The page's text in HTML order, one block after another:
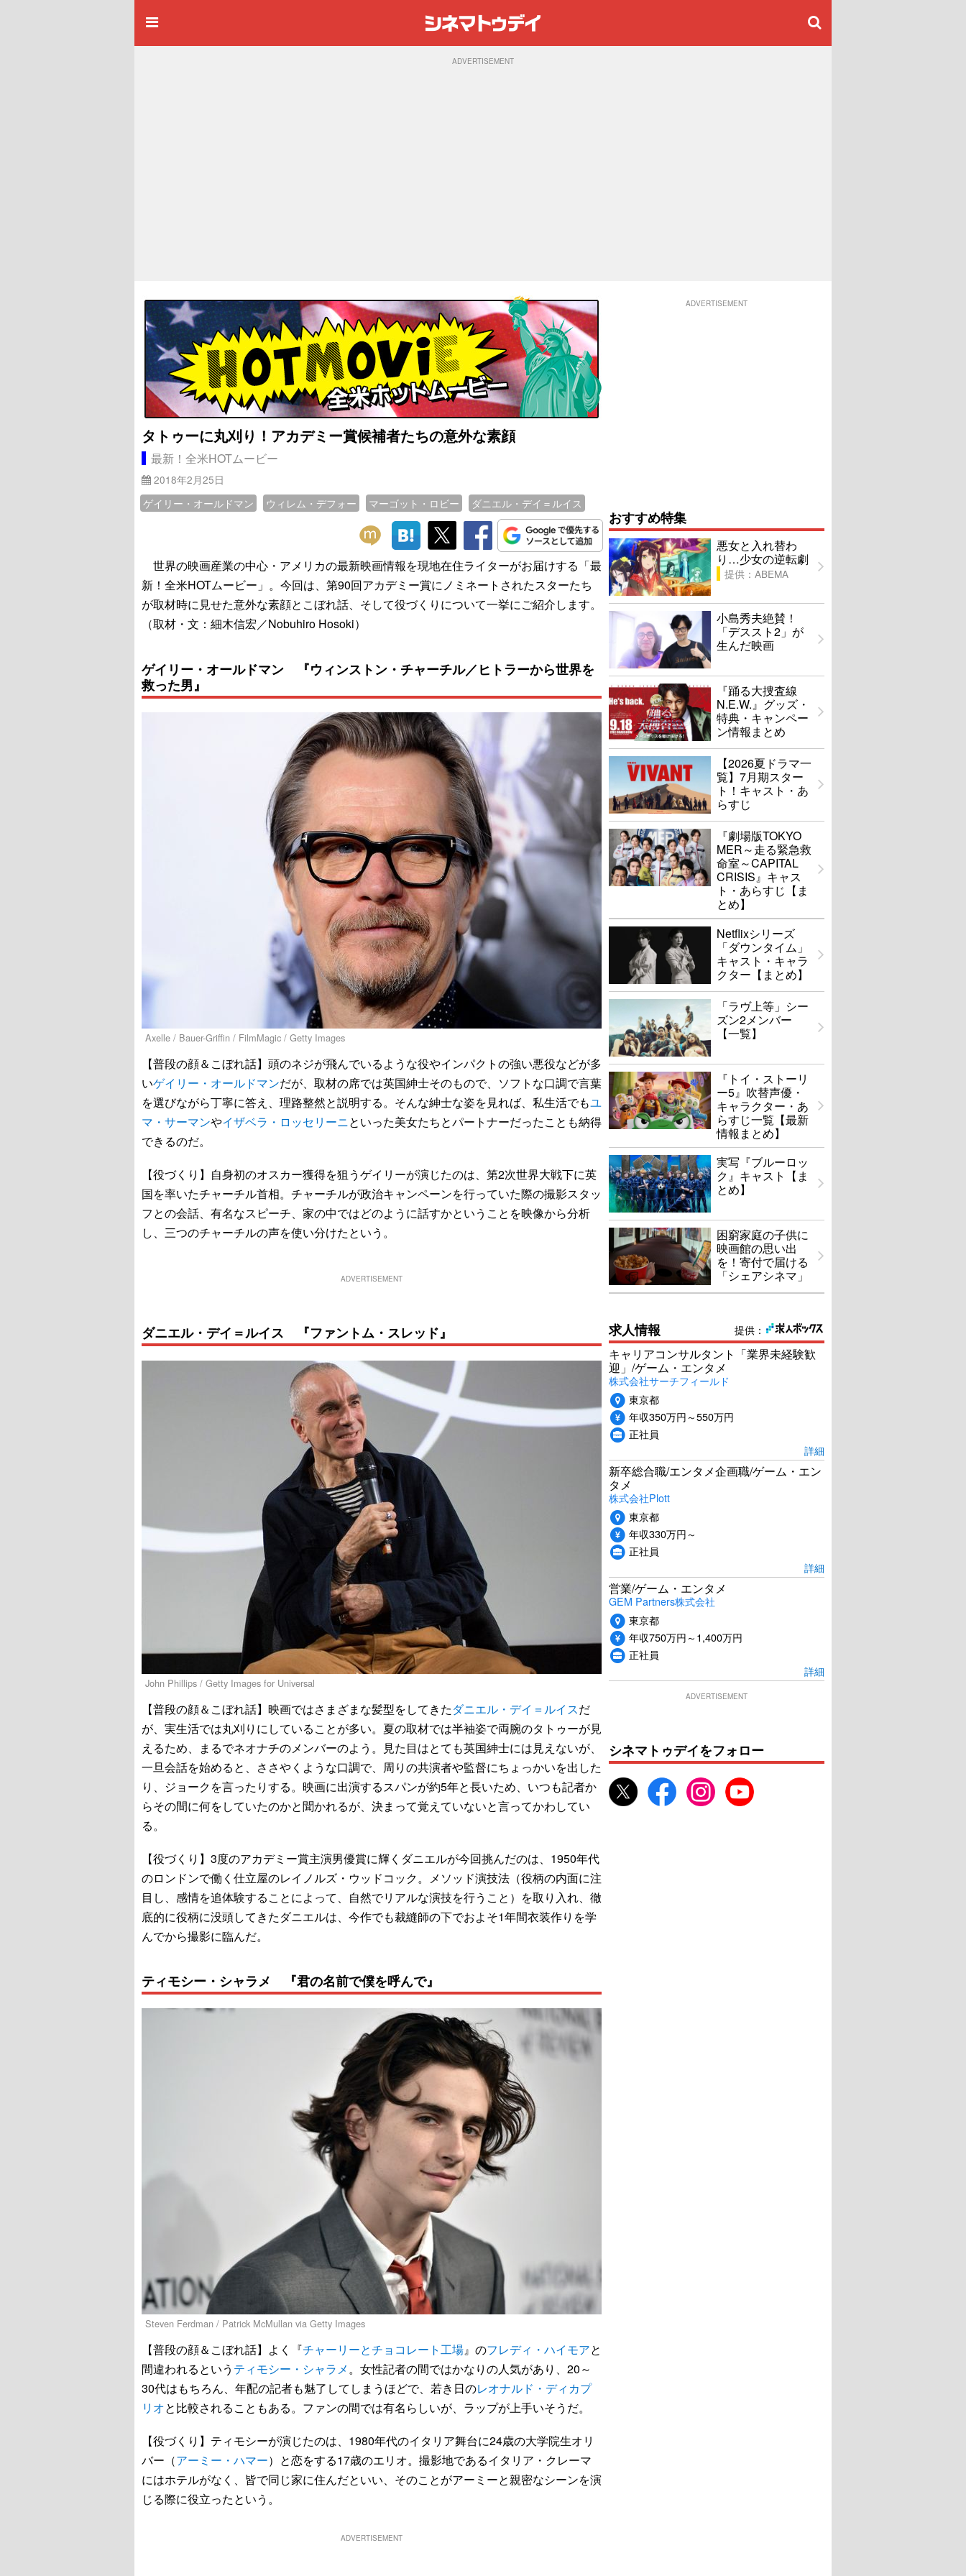
ADVERTISEMENT
タトゥーに丸刈り！アカデミー賞候補者たちの意外な素顔
最新！全米HOTムービー
2018年2月25日
ゲイリー・オールドマン
ウィレム・デフォー マーゴット・ロビー ダニエル・デイ＝ルイス
世界の映画産業の中心・アメリカの最新映画情報を現地在住ライターがお届けする「最
新！全米HOTムービー」。今回は、第90回アカデミー賞にノミネートされたスターたち
が取材時に見せた意外な素顔とこぼれ話、そして役づくりについて一挙にご紹介します。
（取材・文：細木信宏／Nobuhiro Hosoki）
ゲイリー・オールドマン 『ウィンストン・チャーチル／ヒトラーから世界を
救った男』
Axelle / Bauer-Griffin / FilmMagic / Getty Images
【普段の顔＆こぼれ話】頭のネジが飛んでいるような役やインパクトの強い悪役などが多
いゲイリー・オールドマンだが、取材の席では英国紳士そのもので、ソフトな口調で言葉
を選びながら丁寧に答え、理路整然と説明する。そんな紳士な姿を見れば、私生活でもユ
マ・サーマンやイザベラ・ロッセリーニといった美女たちとパートナーだったことも納得
できるのだ。
【役づくり】自身初のオスカー獲得を狙うゲイリーが演じたのは、第2次世界大戦下に英
国を率いたチャーチル首相。チャーチルが政治キャンペーンを行っていた際の撮影スタッ
フとの会話、有名なスピーチ、家の中ではどのように話すかということを映像から分析
し、三つのチャーチルの声を使い分けたという。
ADVERTISEMENT
ダニエル・デイ＝ルイス 『ファントム・スレッド』
John Phillips / Getty Images for Universal
【普段の顔＆こぼれ話】映画ではさまざまな髪型をしてきたダニエル・デイ＝ルイスだ
が、実生活では丸刈りにしていることが多い。夏の取材では半袖姿で両腕のタトゥーが見
えるため、まるでネオナチのメンバーのよう。見た目はとても英国紳士には見えないが、
一旦会話を始めると、ささやくような口調で、周りの共演者や監督にちょっかいを出した
り、ジョークを言ったりする。映画に出演するスパンが約5年と長いため、いつも記者か
らその間に何をしていたのかと聞かれるが、決まって覚えていないと言ってかわしてい
る。
【役づくり】3度のアカデミー賞主演男優賞に輝くダニエルが今回挑んだのは、1950年代
のロンドンで働く仕立屋のレイノルズ・ウッドコック。メソッド演技法（役柄の内面に注
目し、感情を追体験することによって、自然でリアルな演技を行うこと）を取り入れ、徹
底的に役柄に没頭してきたダニエルは、今作でも裁縫師の下でおよそ1年間衣装作りを学
んでから撮影に臨んだ。
ティモシー・シャラメ 『君の名前で僕を呼んで』
Steven Ferdman / Patrick McMullan via Getty Images
【普段の顔＆こぼれ話】よく『チャーリーとチョコレート工場』のフレディ・ハイモアと
間違われるという ティモシー・シャラメ。女性記者の間ではかなりの人気があり、20～
30代はもちろん、年配の記者も魅了してしまうほどで、若き日のレオナルド・ディカプ
リオと比較されることもある。ファンの間では有名らしいが、ラップが上手いそうだ。
【役づくり】ティモシーが演じたのは、1980年代のイタリア舞台に24歳の大学院生オリ
バー（アーミー・ハマー）と恋をする17歳のエリオ。撮影地であるイタリア・クレーマ
にはホテルがなく、皆で同じ家に住んだといい、そのことがアーミーと親密なシーンを演
じる際に役立ったという。
ADVERTISEMENT
ADVERTISEMENT
おすすめ特集
悪女と入れ替わ
り…少女の逆転劇
提供：ABEMA
小島秀夫絶賛！
「デススト2」が
生んだ映画
『踊る大捜査線
N.E.W.』グッズ・
特典・キャンペー
ン情報まとめ
【2026夏ドラマ一
覧】7月期スター
ト！キャスト・あ
らすじ
『劇場版TOKYO
MER～走る緊急救
命室～CAPITAL
CRISIS』キャス
ト・あらすじ【ま
とめ】
Netflixシリーズ
「ダウンタイム」
キャスト・キャラ
クター【まとめ】
「ラヴ上等」シー
ズン2メンバー
【一覧】
『トイ・ストーリ
ー5』吹替声優・
キャラクター・あ
らすじ一覧【最新
情報まとめ】
実写『ブルーロッ
ク』キャスト【ま
とめ】
困窮家庭の子供に
映画館の思い出
を！寄付で届ける
「シェアシネマ」
提供：
求人情報
キャリアコンサルタント「業界未経験歓
迎」/ゲーム・エンタメ
株式会社サーチフィールド
東京都
年収350万円～550万円
正社員
詳細
新卒総合職/エンタメ企画職/ゲーム・エン
タメ
株式会社Plott
東京都
年収330万円～
正社員
詳細
営業/ゲーム・エンタメ
GEM Partners株式会社
東京都
年収750万円～1,400万円
正社員
詳細
ADVERTISEMENT
シネマトゥデイをフォロー